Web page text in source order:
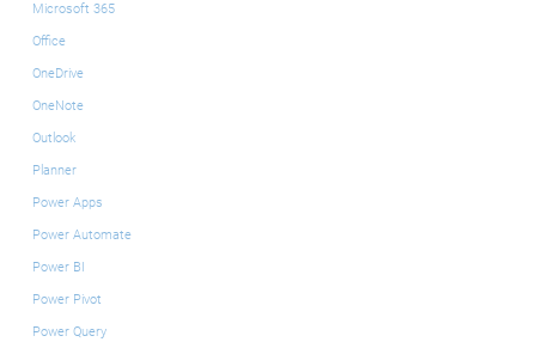
Microsoft 365
Office
OneDrive
OneNote
Outlook
Planner
Power Apps
Power Automate
Power BI
Power Pivot
Power Query